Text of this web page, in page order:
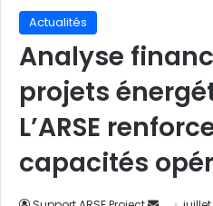
Actualités
Analyse
projets
L’ARSE
capacités